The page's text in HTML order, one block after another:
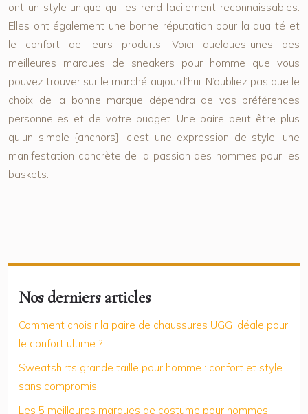
ont un style unique qui les rend facilement reconnaissables.
Elles ont également une bonne réputation pour la qualité et
le confort de leurs produits. Voici quelques-unes des
meilleures marques de sneakers pour homme que vous
pouvez trouver sur le marché aujourd’hui. N’oubliez pas que le
choix de la bonne marque dépendra de vos préférences
personnelles et de votre budget. Une paire peut être plus
qu’un simple {anchors}; c’est une expression de style, une
manifestation concrète de la passion des hommes pour les
baskets.
Nos derniers articles
Comment choisir la paire de chaussures UGG idéale pour
le confort ultime ?
Sweatshirts grande taille pour homme : confort et style
sans compromis
Les 5 meilleures marques de costume pour hommes :